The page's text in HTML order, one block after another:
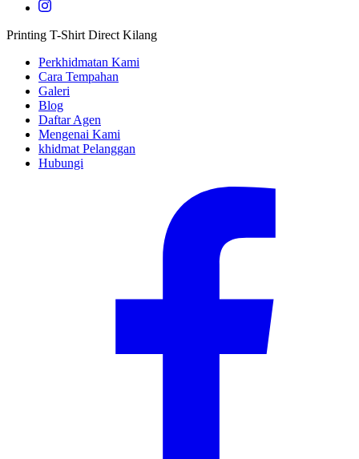
Printing T-Shirt Direct Kilang
Perkhidmatan Kami
Cara Tempahan
Galeri
Blog
Daftar Agen
Mengenai Kami
khidmat Pelanggan
Hubungi